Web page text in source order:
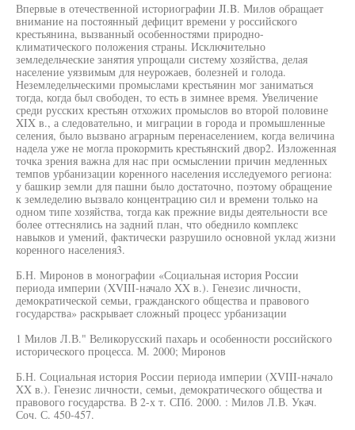
Впервые в отечественной историографии JI.B. Милов обращает
внимание на постоянный дефицит времени у российского
крестьянина, вызванный особенностями природно-
климатического положения страны. Исключительно
земледельческие занятия упрощали систему хозяйства, делая
население уязвимым для неурожаев, болезней и голода.
Неземледельческими промыслами крестьянин мог заниматься
тогда, когда был свободен, то есть в зимнее время. Увеличение
среди русских крестьян отхожих промыслов во второй половине
XIX в., а следовательно, и миграции в города и промышленные
селения, было вызвано аграрным перенаселением, когда величина
надела уже не могла прокормить крестьянский двор2. Изложенная
точка зрения важна для нас при осмыслении причин медленных
темпов урбанизации коренного населения исследуемого региона:
у башкир земли для пашни было достаточно, поэтому обращение
к земледелию вызвало концентрацию сил и времени только на
одном типе хозяйства, тогда как прежние виды деятельности все
более оттеснялись на задний план, что обеднило комплекс
навыков и умений, фактически разрушило основной уклад жизни
коренного населения3.
Б.Н. Миронов в монографии «Социальная история России
периода империи (XVIII-начало XX в.). Генезис личности,
демократической семьи, гражданского общества и правового
государства» раскрывает сложный процесс урбанизации
1 Милов Л.В." Великорусский пахарь и особенности российского
исторического процесса. М. 2000; Миронов
Б.Н. Социальная история России периода империи (XVIII-начало
XX в.). Генезис личности, семьи, демократического общества и
правового государства. В 2-х т. СПб. 2000. : Милов Л.В. Укач.
Соч. С. 450-457.